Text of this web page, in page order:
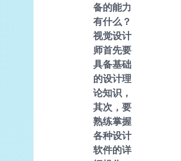
备的能力
有什么？
视觉设计
师首先要
具备基础
的设计理
论知识，
其次，要
熟练掌握
各种设计
软件的详